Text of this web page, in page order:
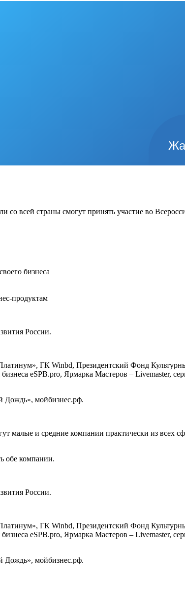
со всей страны смогут принять участие во
бизнеса
продуктам
России.
ГК Winbd, Президентский Фонд
eSPB.pro, Ярмарка Мастеров – Livemaster,
Дождь», мойбизнес.рф.
малые и средние компании практически из всех
обе компании.
России.
ГК Winbd, Президентский Фонд
eSPB.pro, Ярмарка Мастеров – Livemaster,
Дождь», мойбизнес.рф.